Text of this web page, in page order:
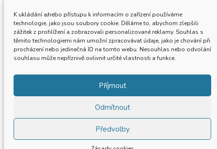
K ukládání a/nebo přístupu k informacím o zařízení používáme
technologie, jako jsou soubory cookie. Děláme to, abychom zlepšili
zážitek z prohlížení a zobrazovali personalizované reklamy. Souhlas s
těmito technologiemi nám umožní zpracovávat údaje, jako je chování při
procházení nebo jedinečná ID na tomto webu. Nesouhlas nebo odvolání
souhlasu může nepříznivě ovlivnit určité vlastnosti a funkce.
Příjmout
Odmítnout
Předvolby
Máte podněty k obsahu nebo máte zájem o
spolupráci? Neváhejte náskontaktovat.
Copyright © 2022 Přístav zdraví. Všechna práva
vyhrazena.
Blossom Pin | vyvinutý
společností
Blossom Themes .Poháněno